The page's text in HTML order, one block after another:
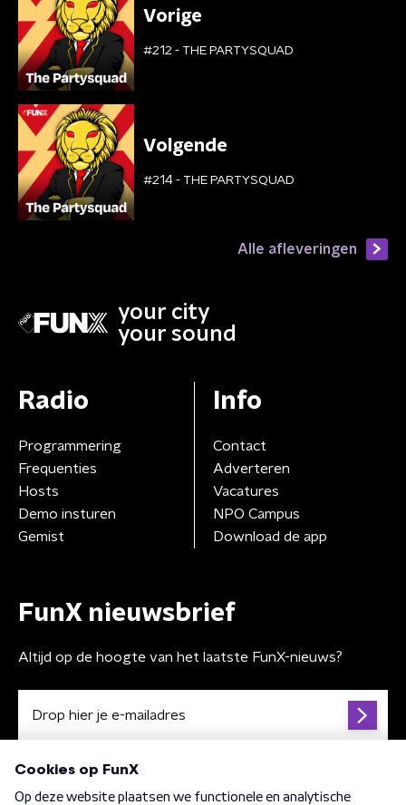
Vorige
#212 - THE PARTYSQUAD
Volgende
#214 - THE PARTYSQUAD
Alle afleveringen
your city
your sound
Radio
Programmering
Frequenties
Hosts
Demo insturen
Gemist
Info
Contact
Adverteren
Vacatures
NPO Campus
Download de app
FunX nieuwsbrief
Altijd op de hoogte van het laatste FunX-nieuws?